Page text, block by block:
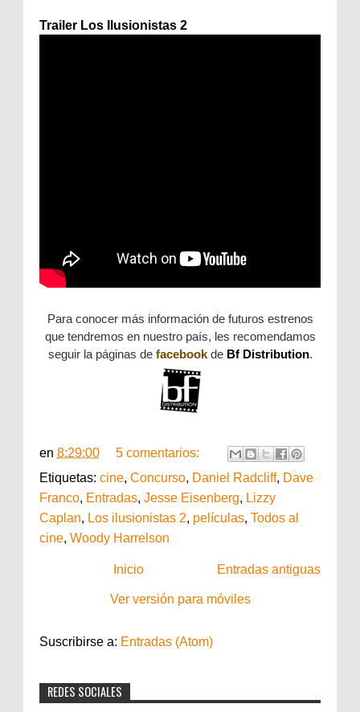
Trailer Los Ilusionistas 2
Para conocer más información de futuros estrenos
que tendremos en nuestro país, les recomendamos
seguir la páginas de facebook de Bf Distribution.
en 8:29:00
5 comentarios:
Etiquetas: cine, Concurso, Daniel Radcliff, Dave
Franco, Entradas, Jesse Eisenberg, Lizzy
Caplan, Los ilusionistas 2, películas, Todos al
cine, Woody Harrelson
Entradas antiguas
Inicio
Ver versión para móviles
Suscribirse a: Entradas (Atom)
REDES SOCIALES